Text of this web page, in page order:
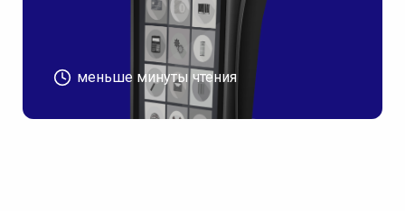
меньше минуты чтения